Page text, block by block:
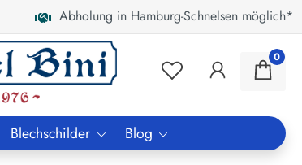
Abholung in Hamburg-Schnelsen möglich*
0
Blechschilder Blog